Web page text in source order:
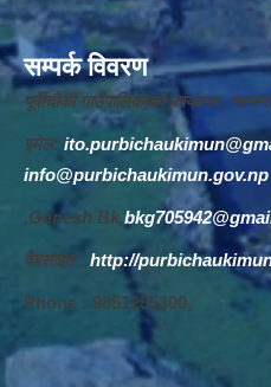
सम्पर्क विवरण
पूर्वीचौकी गाउँपालिकाको कार्यालय
इमेल:
info@purbichaukimun.gov.np
,Ganesh Bk,
वेबसाइट : http://
Phone : 9851255300,